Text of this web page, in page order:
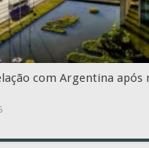
com Argentina após